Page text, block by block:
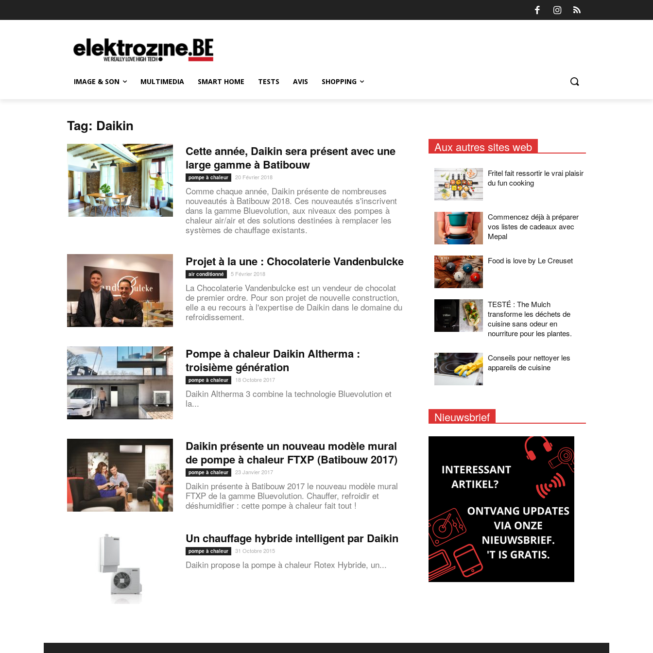
IMAGE & SON MULTIMEDIA SMART HOME TESTS AVIS SHOPPING
Tag: Daikin
Cette année, Daikin sera présent avec une
large gamme à Batibouw
pompe à chaleur 20 Février 2018
Comme chaque année, Daikin présente de nombreuses
nouveautés à Batibouw 2018. Ces nouveautés s'inscrivent
dans la gamme Bluevolution, aux niveaux des pompes à
chaleur air/air et des solutions destinées à remplacer les
systèmes de chauffage existants.
Projet à la une : Chocolaterie Vandenbulcke
air conditionné 5 Février 2018
La Chocolaterie Vandenbulcke est un vendeur de chocolat
de premier ordre. Pour son projet de nouvelle construction,
elle a eu recours à l'expertise de Daikin dans le domaine du
refroidissement.
Pompe à chaleur Daikin Altherma :
troisième génération
pompe à chaleur 18 Octobre 2017
Daikin Altherma 3 combine la technologie Bluevolution et
la...
Daikin présente un nouveau modèle mural
de pompe à chaleur FTXP (Batibouw 2017)
pompe à chaleur 23 Janvier 2017
Daikin présente à Batibouw 2017 le nouveau modèle mural
FTXP de la gamme Bluevolution. Chauffer, refroidir et
déshumidifier : cette pompe à chaleur fait tout !
Un chauffage hybride intelligent par Daikin
pompe à chaleur 31 Octobre 2015
Daikin propose la pompe à chaleur Rotex Hybride, un...
Aux autres sites web
Fritel fait ressortir le vrai plaisir
du fun cooking
Commencez déjà à préparer
vos listes de cadeaux avec
Mepal
Food is love by Le Creuset
TESTÉ : The Mulch
transforme les déchets de
cuisine sans odeur en
nourriture pour les plantes.
Conseils pour nettoyer les
appareils de cuisine
Nieuwsbrief